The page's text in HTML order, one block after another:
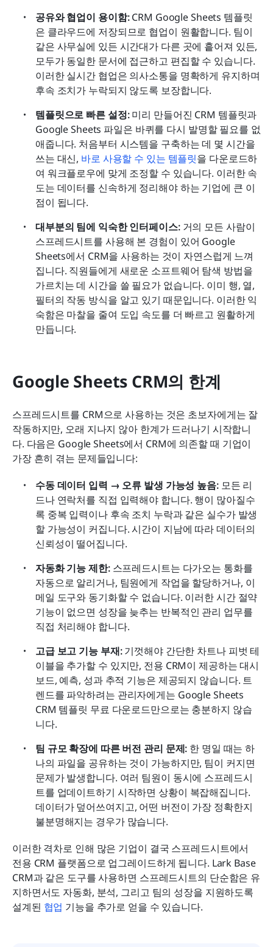
공유와 협업이 용이함: CRM Google Sheets 템플릿
은 클라우드에 저장되므로 협업이 원활합니다. 팀이
같은 사무실에 있든 시간대가 다른 곳에 흩어져 있든,
모두가 동일한 문서에 접근하고 편집할 수 있습니다.
이러한 실시간 협업은 의사소통을 명확하게 유지하며
후속 조치가 누락되지 않도록 보장합니다.
템플릿으로 빠른 설정: 미리 만들어진 CRM 템플릿과
Google Sheets 파일은 바퀴를 다시 발명할 필요를 없
애줍니다. 처음부터 시스템을 구축하는 데 몇 시간을
쓰는 대신, 바로 사용할 수 있는 템플릿을 다운로드하
여 워크플로우에 맞게 조정할 수 있습니다. 이러한 속
도는 데이터를 신속하게 정리해야 하는 기업에 큰 이
점이 됩니다.
대부분의 팀에 익숙한 인터페이스: 거의 모든 사람이
스프레드시트를 사용해 본 경험이 있어 Google
Sheets에서 CRM을 사용하는 것이 자연스럽게 느껴
집니다. 직원들에게 새로운 소프트웨어 탐색 방법을
가르치는 데 시간을 쓸 필요가 없습니다. 이미 행, 열,
필터의 작동 방식을 알고 있기 때문입니다. 이러한 익
숙함은 마찰을 줄여 도입 속도를 더 빠르고 원활하게
만듭니다.
Google Sheets CRM의 한계
스프레드시트를 CRM으로 사용하는 것은 초보자에게는 잘
작동하지만, 오래 지나지 않아 한계가 드러나기 시작합니
다. 다음은 Google Sheets에서 CRM에 의존할 때 기업이
가장 흔히 겪는 문제들입니다:
수동 데이터 입력 → 오류 발생 가능성 높음: 모든 리
드나 연락처를 직접 입력해야 합니다. 행이 많아질수
록 중복 입력이나 후속 조치 누락과 같은 실수가 발생
할 가능성이 커집니다. 시간이 지남에 따라 데이터의
신뢰성이 떨어집니다.
자동화 기능 제한: 스프레드시트는 다가오는 통화를
자동으로 알리거나, 팀원에게 작업을 할당하거나, 이
메일 도구와 동기화할 수 없습니다. 이러한 시간 절약
기능이 없으면 성장을 늦추는 반복적인 관리 업무를
직접 처리해야 합니다.
고급 보고 기능 부재: 기껏해야 간단한 차트나 피벗 테
이블을 추가할 수 있지만, 전용 CRM이 제공하는 대시
보드, 예측, 성과 추적 기능은 제공되지 않습니다. 트
렌드를 파악하려는 관리자에게는 Google Sheets
CRM 템플릿 무료 다운로드만으로는 충분하지 않습
니다.
팀 규모 확장에 따른 버전 관리 문제: 한 명일 때는 하
나의 파일을 공유하는 것이 가능하지만, 팀이 커지면
문제가 발생합니다. 여러 팀원이 동시에 스프레드시
트를 업데이트하기 시작하면 상황이 복잡해집니다.
데이터가 덮어쓰여지고, 어떤 버전이 가장 정확한지
불분명해지는 경우가 많습니다.
이러한 격차로 인해 많은 기업이 결국 스프레드시트에서
전용 CRM 플랫폼으로 업그레이드하게 됩니다. Lark Base
CRM과 같은 도구를 사용하면 스프레드시트의 단순함은 유
지하면서도 자동화, 분석, 그리고 팀의 성장을 지원하도록
설계된 협업 기능을 추가로 얻을 수 있습니다.